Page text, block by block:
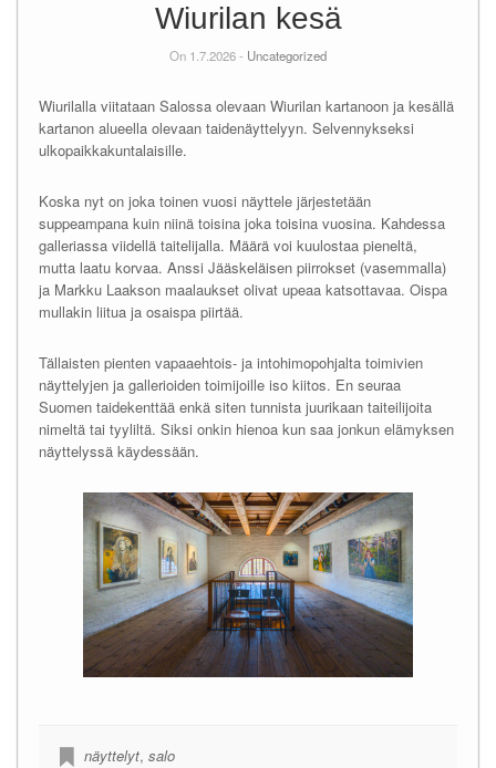
Wiurilan kesä
On 1.7.2026 - Uncategorized
Wiurilalla viitataan Salossa olevaan Wiurilan kartanoon ja kesällä
kartanon alueella olevaan taidenäyttelyyn. Selvennykseksi
ulkopaikkakuntalaisille.
Koska nyt on joka toinen vuosi näyttele järjestetään
suppeampana kuin niinä toisina joka toisina vuosina. Kahdessa
galleriassa viidellä taitelijalla. Määrä voi kuulostaa pieneltä,
mutta laatu korvaa. Anssi Jääskeläisen piirrokset (vasemmalla)
ja Markku Laakson maalaukset olivat upeaa katsottavaa. Oispa
mullakin liitua ja osaispa piirtää.
Tällaisten pienten vapaaehtois- ja intohimopohjalta toimivien
näyttelyjen ja gallerioiden toimijoille iso kiitos. En seuraa
Suomen taidekenttää enkä siten tunnista juurikaan taiteilijoita
nimeltä tai tyyliltä. Siksi onkin hienoa kun saa jonkun elämyksen
näyttelyssä käydessään.
näyttelyt, salo